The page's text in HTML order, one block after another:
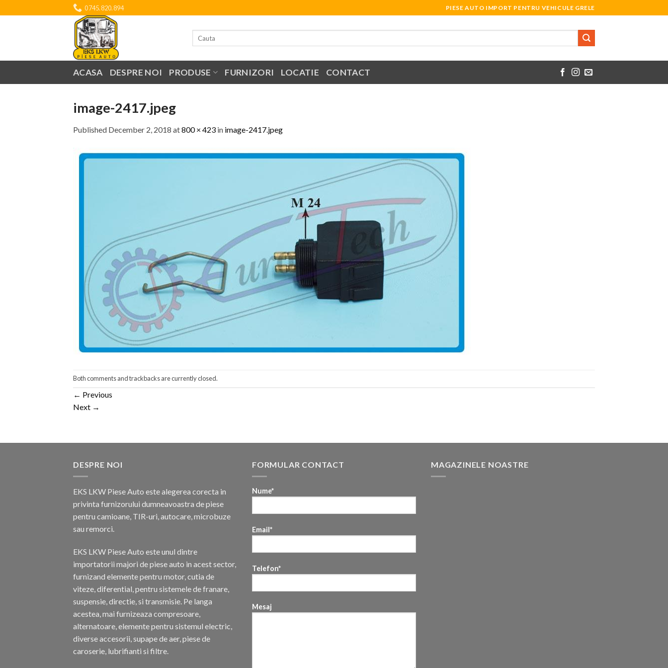
to
0745.820.894 PIESE AUTO IMPORT PENTRU VEHICULE GRELE
ACASA DESPRE NOI PRODUSE FURNIZORI LOCATIE CONTACT
image-2417.jpeg
Published December 2, 2018 at800 × 423 in image-2417.jpeg
Both comments and trackbacks are currently closed.
← Previous
Next →
DESPRE NOI
EKS LKW Piese Auto este alegerea corecta in
privinta furnizorului dumneavoastra de piese
pentru camioane, TIR-uri, autocare, microbuze
sau remorci.
EKS LKW Piese Auto este unul dintre
importatorii majori de piese auto in acest sector,
furnizand elemente pentru motor, cutia de
viteze, diferential, pentru sistemele de franare,
suspensie, directie, si transmisie. Pe langa
acestea, mai furnizeaza compresoare,
alternatoare, elemente pentru sistemul electric,
diverse accesorii, supape de aer, piese de
caroserie, lubrifianti si filtre.
FORMULAR CONTACT
Nume*
Email*
Telefon*
Mesaj
MAGAZINELE NOASTRE